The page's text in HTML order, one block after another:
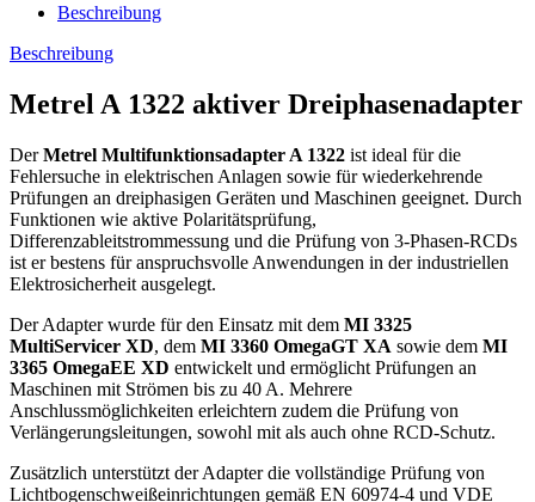
Beschreibung
Beschreibung
Metrel A 1322 aktiver Dreiphasenadapter
DerMetrel Multifunktionsadapter A 1322 ist ideal für die
Fehlersuche in elektrischen Anlagen sowie für wiederkehrende
Prüfungen an dreiphasigen Geräten und Maschinen geeignet. Durch
Funktionen wie aktive Polaritätsprüfung,
Differenzableitstrommessung und die Prüfung von 3-Phasen-RCDs
ist er bestens für anspruchsvolle Anwendungen in der industriellen
Elektrosicherheit ausgelegt.
Der Adapter wurde für den Einsatz mit dem MI 3325
MultiServicer XD, dem MI 3360 OmegaGT XA sowie dem MI
3365 OmegaEE XD entwickelt und ermöglicht Prüfungen an
Maschinen mit Strömen bis zu 40 A. Mehrere
Anschlussmöglichkeiten erleichtern zudem die Prüfung von
Verlängerungsleitungen, sowohl mit als auch ohne RCD-Schutz.
Zusätzlich unterstützt der Adapter die vollständige Prüfung von
Lichtbogenschweißeinrichtungen gemäß EN 60974-4 und VDE